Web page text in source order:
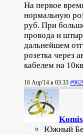
На первое
нормальную
руб. При
провода и
дальнейшем
розетка через
кабелем на
16 Апр'14 в 03:33
Южный